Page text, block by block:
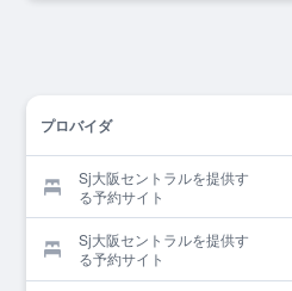
プロバイダ
Sj大阪セントラルを提供す
る予約サイト
Sj大阪セントラルを提供す
る予約サイト